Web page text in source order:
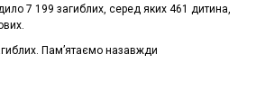
7 199 загиблих, серед яких 461 дитина,
Пам’ятаємо назавжди